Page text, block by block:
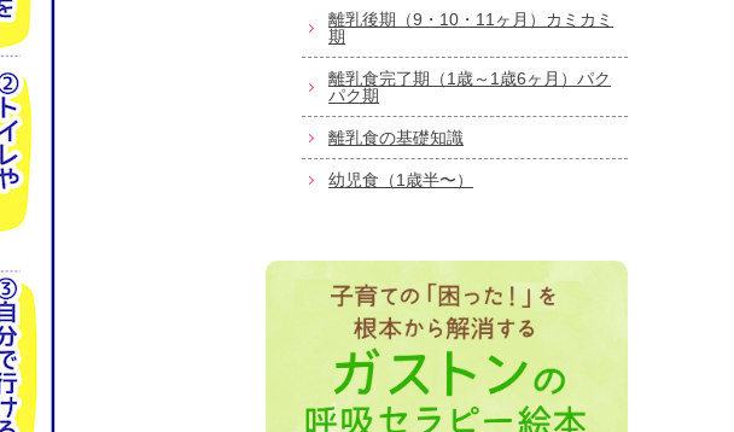
離乳後期（9・10・11ヶ月）カミカミ
期
離乳食完了期（1歳～1歳6ヶ月）パク
パク期
離乳食の基礎知識
幼児食（1歳半〜）